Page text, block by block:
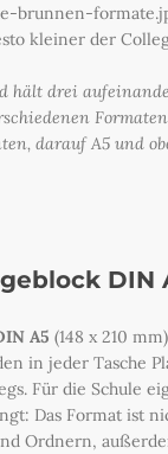
brunnen-
kleiner der
hält drei
darauf A5 und
DIN
A5 (148 x 210
in jeder Tasche
Für die Schule
Das Format ist
Ordnern,